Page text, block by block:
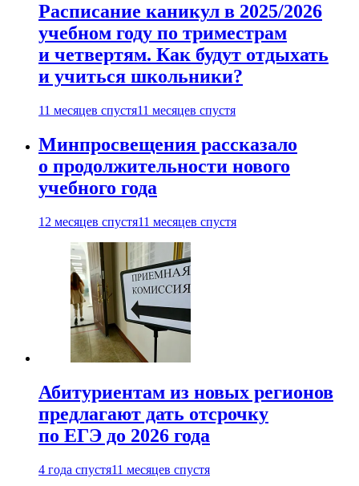
Расписание каникул в 2025/2026
учебном году по триместрам
и четвертям. Как будут отдыхать
и учиться школьники?
11 месяцев спустя11 месяцев спустя
Минпросвещения рассказало
о продолжительности нового
учебного года
12 месяцев спустя11 месяцев спустя
Абитуриентам из новых регионов
предлагают дать отсрочку
по ЕГЭ до 2026 года
4 года спустя11 месяцев спустя